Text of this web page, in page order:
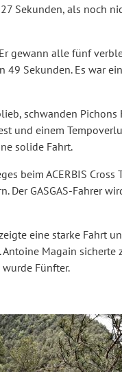
Sekunden, als noch
gewann alle fünf
Sekunden. Es war
schwanden
und einem
solide Fahrt.
beim ACERBIS
GASGAS-Fahrer
eine starke Fahrt
Magain sicherte
Fünfter.